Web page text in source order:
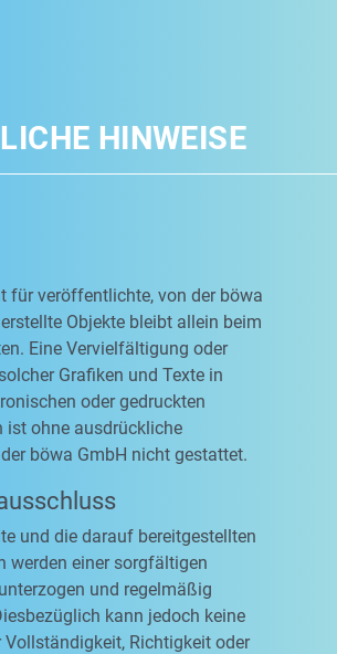
HINWEISE
für veröffentlichte, von der böwa
Objekte bleibt allein beim
Eine Vervielfältigung oder
Grafiken und Texte in
oder gedruckten
ist ohne ausdrückliche
böwa GmbH nicht gestattet.
und die darauf bereitgestellten
werden einer sorgfältigen
und regelmäßig
kann jedoch keine
Vollständigkeit, Richtigkeit oder